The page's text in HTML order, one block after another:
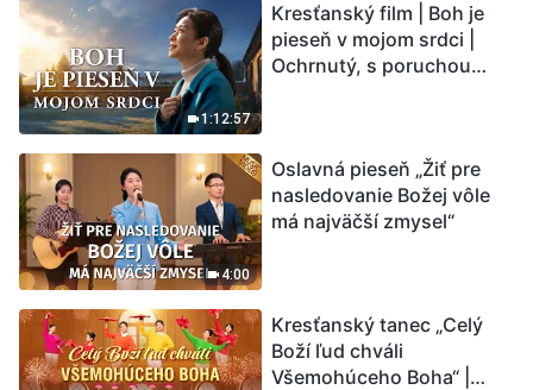
1:12:57
Kresťanský film | Boh je
pieseň v mojom srdci |
Ochrnutý, s poruchou
4:00
Oslavná pieseň „Žiť pre
nasledovanie Božej vôle
má najväčší zmysel“
Kresťanský tanec „Celý
Boží ľud chváli
Všemohúceho Boha“ |